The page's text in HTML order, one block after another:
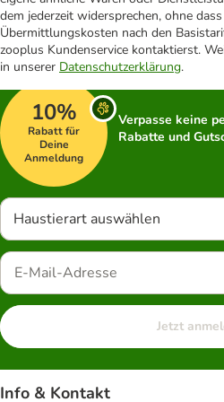
dem jederzeit widersprechen, ohne
Übermittlungskosten nach den
zooplus Kundenservice kontaktierst.
in unserer Datenschutzerklärung.
10%
Rabatt für
Deine
Anmeldung
Verpasse keine
Rabatte und
Haustierart auswählen
Jetzt
Info & Kontakt